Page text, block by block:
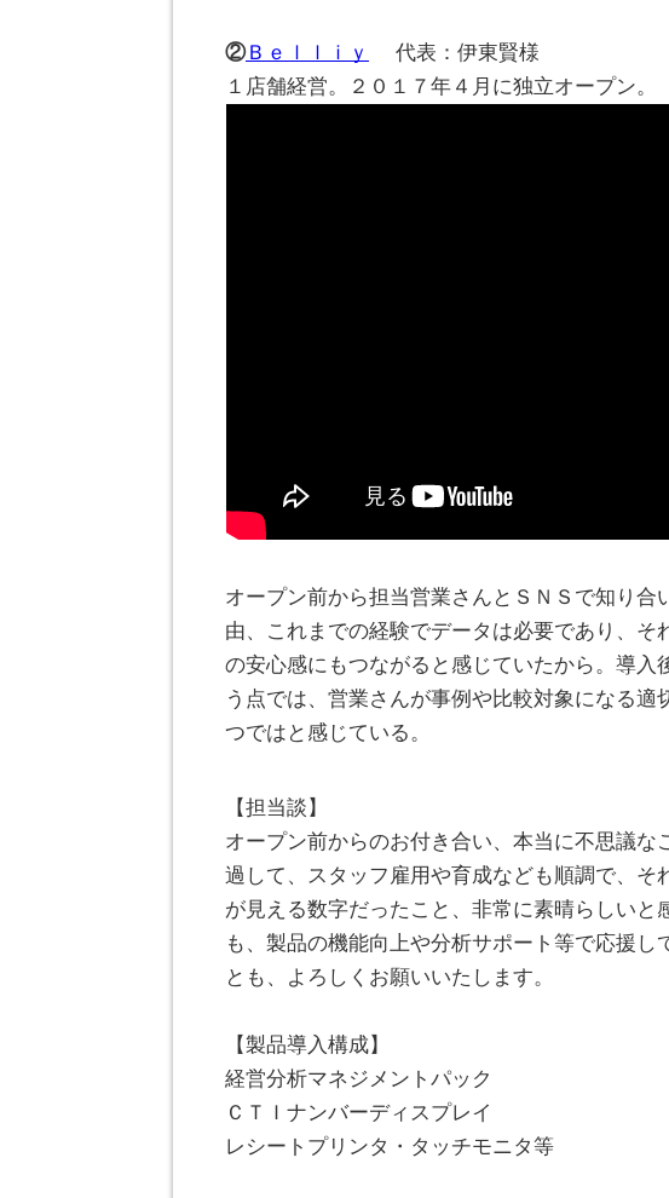
②Ｂｅｌｌｉｙ
代表：伊東賢様
１店舗経営。２０１７年４月に独立オープン。
オープン前から担当営業さんとＳＮＳで知り合
由、これまでの経験でデータは必要であり、そ
の安心感にもつながると感じていたから。導入
う点では、営業さんが事例や比較対象になる
つではと感じている。
【担当談】
オープン前からのお付き合い、本当に不思議な
過して、スタッフ雇用や育成なども順調で、そ
が見える数字だったこと、非常に素晴らしいと
も、製品の機能向上や分析サポート等で応援
とも、よろしくお願いいたします。
【製品導入構成】
経営分析マネジメントパック
ＣＴＩナンバーディスプレイ
レシートプリンタ・タッチモニタ等